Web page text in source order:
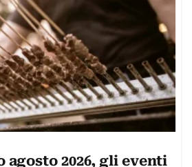
agosto 2026, gli eventi